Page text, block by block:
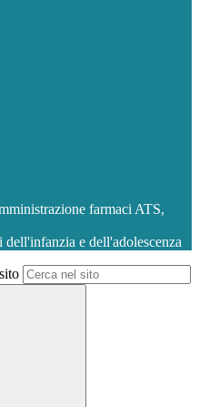
farmaci ATS,
e dell'adolescenza